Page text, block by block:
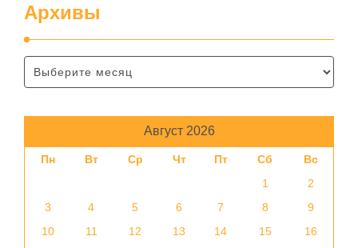
Архивы
Август 2026
Пн Вт Ср Чт Пт Сб
Вс
1
2
3
4 5 6 7 8
9
10
11 12 13 14 15
16